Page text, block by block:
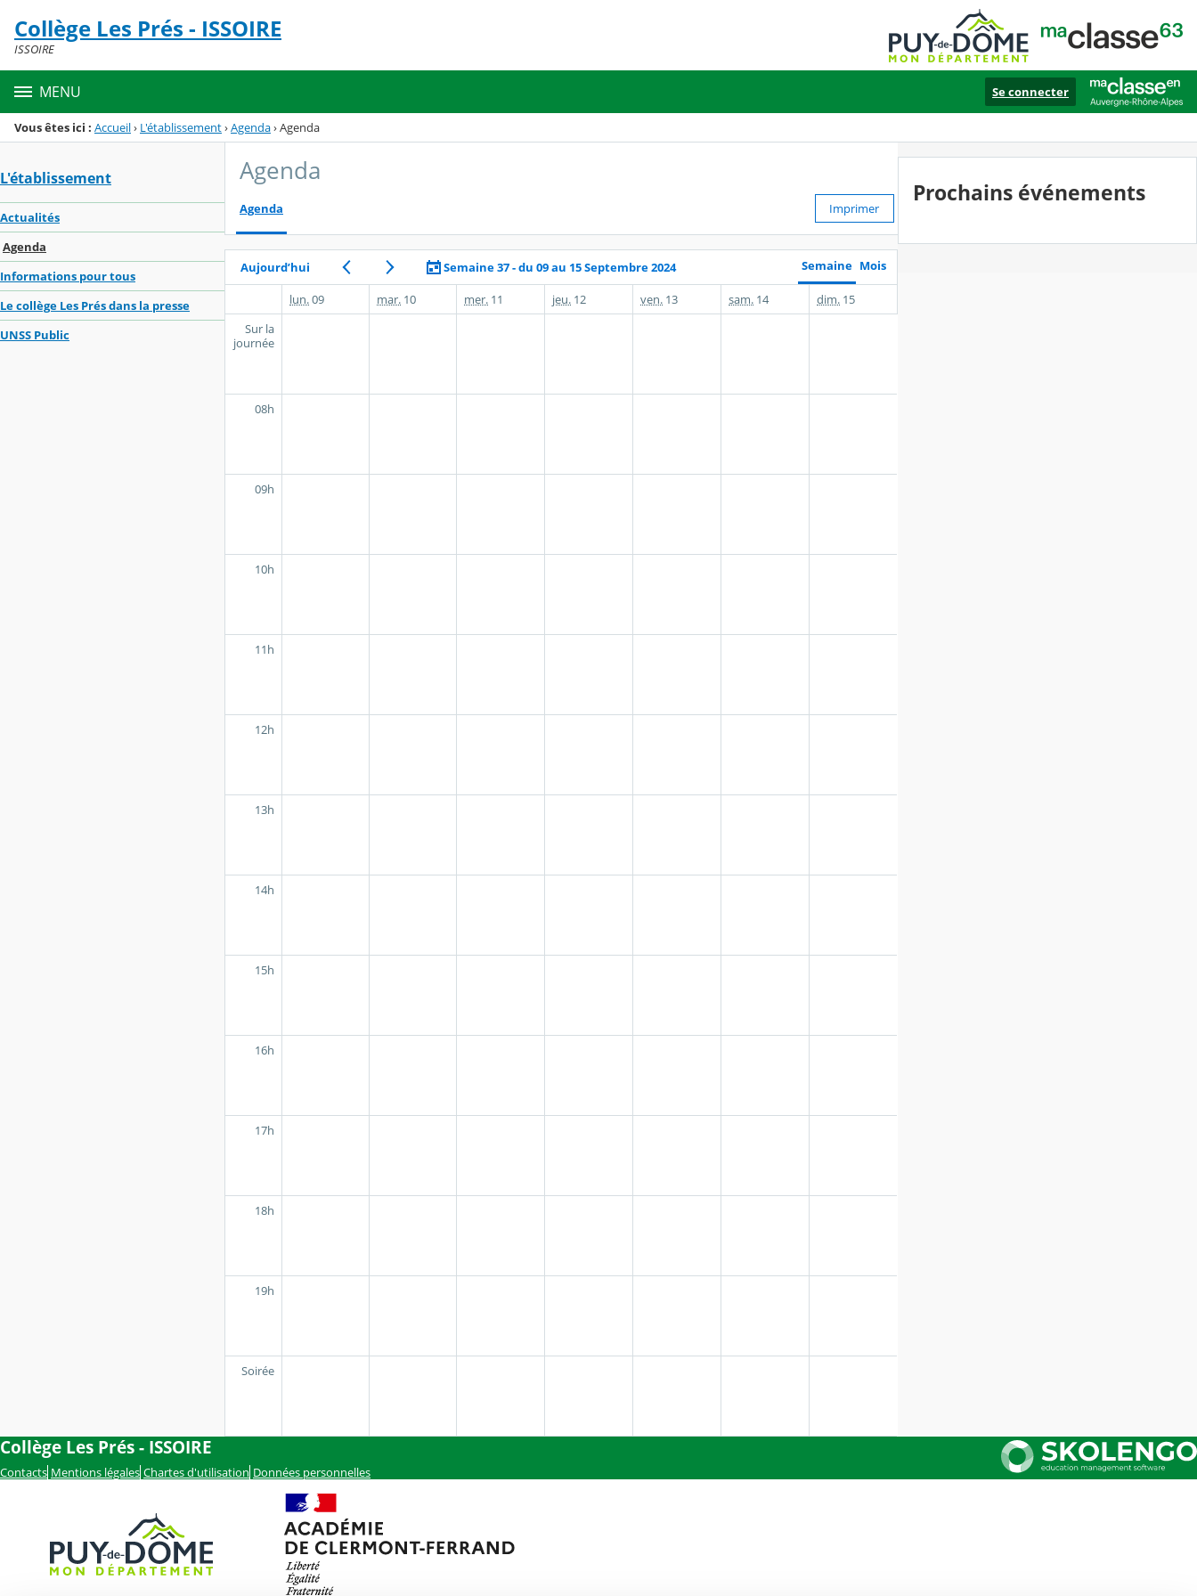
Menu de la rubrique
Contenu
Collège Les Prés - ISSOIRE
ISSOIRE
MENU Se connecter
Vous êtes ici : Accueil› L'établissement›Agenda›Agenda
L'établissement
Actualités
Agenda
Informations pour tous
Le collège Les Prés dans la presse
UNSS Public
Agenda
Agenda Imprimer
Aujourd’hui Semaine 37 - du 09 au 15 Septembre 2024 Semaine Mois
lun.09 mar. 10 mer. 11 jeu. 12 ven. 13 sam. 14 dim. 15
Sur la
journée
08h
09h
10h
11h
12h
13h
14h
15h
16h
17h
18h
19h
Soirée
Prochains événements
Collège Les Prés - ISSOIRE
Contacts Mentions légales Chartes d'utilisation Données personnelles